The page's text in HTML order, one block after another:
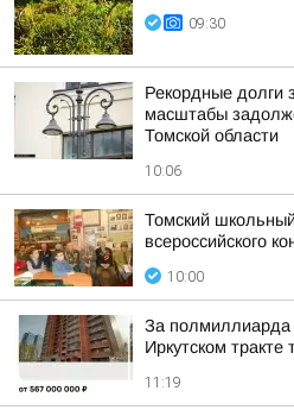
09:30
Рекордные долги
масштабы
Томской области
10:06
Томский
всероссийского
10:00
За полмиллиарда
Иркутском тракте
11:19